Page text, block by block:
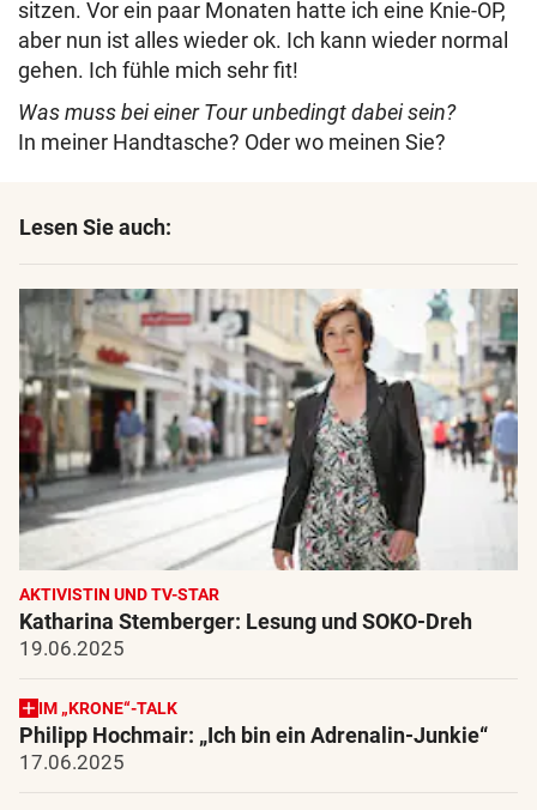
sitzen. Vor ein paar Monaten hatte ich eine Knie-OP,
aber nun ist alles wieder ok. Ich kann wieder normal
gehen. Ich fühle mich sehr fit!
Was muss bei einer Tour unbedingt dabei sein?
In meiner Handtasche? Oder wo meinen Sie?
Lesen Sie auch:
AKTIVISTIN UND TV-STAR
Katharina Stemberger: Lesung und SOKO-Dreh
19.06.2025
IM „KRONE“-TALK
Philipp Hochmair: „Ich bin ein Adrenalin-Junkie“
17.06.2025